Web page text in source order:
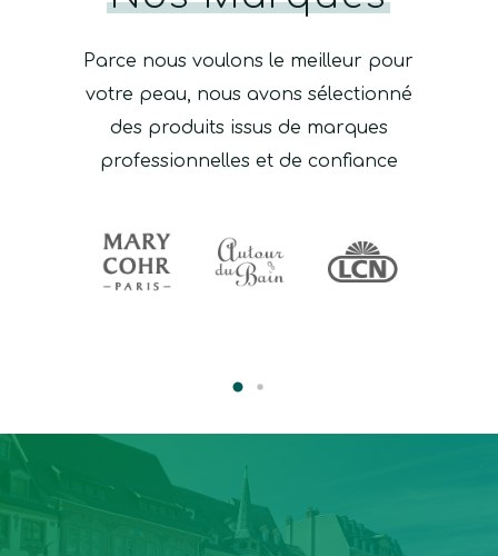
Parce nous voulons le meilleur pour
votre peau, nous avons sélectionné
des produits issus de marques
professionnelles et de confiance